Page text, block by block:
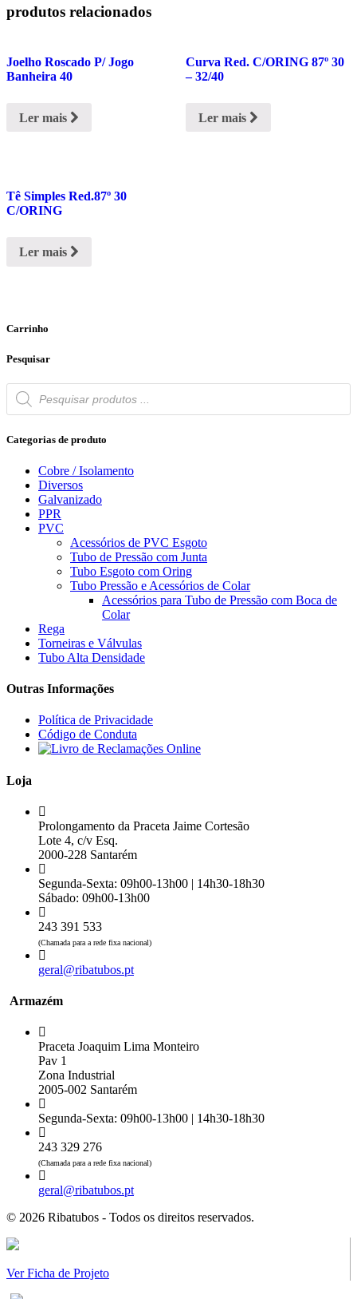
produtos relacionados
Joelho Roscado P/ Jogo
Banheira 40
Ler mais
Curva Red. C/ORING 87º 30
– 32/40
Ler mais
Tê Simples Red.87º 30
C/ORING
Ler mais
Carrinho
Pesquisar
Products
search
Categorias de produto
Cobre / Isolamento
Diversos
Galvanizado
PPR
PVC
Acessórios de PVC Esgoto
Tubo de Pressão com Junta
Tubo Esgoto com Oring
Tubo Pressão e Acessórios de Colar
Acessórios para Tubo de Pressão com Boca de
Colar
Rega
Torneiras e Válvulas
Tubo Alta Densidade
Outras Informações
Política de Privacidade
Código de Conduta
Loja
Prolongamento da Praceta Jaime Cortesão
Lote 4, c/v Esq.
2000-228 Santarém
Segunda-Sexta: 09h00-13h00 | 14h30-18h30
Sábado: 09h00-13h00
243 391 533
(Chamada para a rede fixa nacional)
geral@ribatubos.pt
Armazém
Praceta Joaquim Lima Monteiro
Pav 1
Zona Industrial
2005-002 Santarém
Segunda-Sexta: 09h00-13h00 | 14h30-18h30
243 329 276
(Chamada para a rede fixa nacional)
geral@ribatubos.pt
© 2026 Ribatubos - Todos os direitos reservados.
Ver Ficha de Projeto